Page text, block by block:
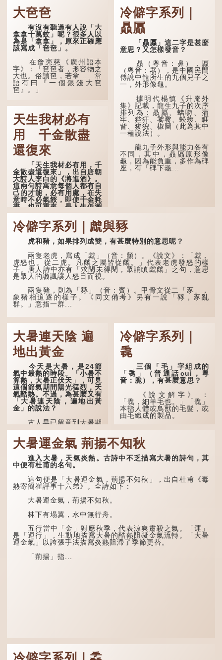
原句，有說法是「不見棺材
不下淚」或「不見親棺不下
淚」，出自明朝蘭陵笑笑生
所著的《金瓶梅詞話》第九
十八回。原意是指人未親眼
見到親人棺木，便不會真正
感到悲傷；後來引申為比喻
敗，便不肯罷休。
許多人對這上半句耳熟
能詳，但它其實還有下半句
——「不到黃河心不死」...
事，以「寥寥安期，虛質高
清」形容空虛無所事事。
大夿夿
有沒有聽過有人說「大
拿拿十萬蚊」呢？很多人以
為是「拿拿」，原來正確應
該寫成「夿夿」。
在詹憲慈《廣州語本
字》：「夿夿者，形容物之
大也。俗讀夿，若拿……常
語有曰『一個銀錢大夿
夿』。」
數量之大了。「大夿夿十萬
蚊」，就是說十萬元是一筆
大數目了。
不過，「夿」字本音讀
作「巴（bā）」，因此
「大夿夿」理應讀成「大巴
巴」。問題是，若依足本
音，...
天生我材必有
用 千金散盡
還復來
「天生我材必有用，千
金散盡還復來」，出自唐朝
大詩人李白的《將進酒》。
這兩句詩寓意每個人都有自
己的才能，必有用處，在失
意時不必氣餒，即使千金耗
盡，也可重來，是人生低潮
時激勵向上的名句。
原詩寫道：「人生得意
須盡歡，莫使金樽空對月。
天生我材必有用，千金散盡
會須一飲三百杯。」意思是
說：上天給了我才能，必然
有用到的地方；即使千金散
去，也終會重新得到。
李白作此詩時，大約是
天寶十一年。當時他已被唐
玄宗賜金放還約八年，這期
分詩作顯露出懷才...
冷僻字系列｜
贔屭
「贔屭」這二字是甚麼
意思？又怎樣發音？
贔（粵音：鼻），屭
（粵音：器），是中國民間
傳說中龍所生的九個兒子之
一，外形像龜。
據明代楊慎《升庵外
集》記載，龍生九子的次序
排列為：贔屭、螭吻、蒲
牢、狴犴、饕餮、蚣蝮、睚
眥、狻猊、椒圖（此為其中
一種說法）。
龍九子外形與能力各有
不同，其中，贔屭原形像
龜，因為能負重，多作為碑
座，有「碑下龜...
冷僻字系列｜虤與豩
虎和豬，如果排列成雙，有甚麼特別的意思呢？
兩隻老虎，寫成「虤」（音：顏）。《說文》：「虤，
虎怒也。從二虎。凡虤之屬皆從虤。」代表老虎發怒的樣
子。唐人詩中亦有「求閑未得閑，眾誚瞋虤虤」之句，意思
是眾人的譏諷讓人怒目而視。
兩隻豬，則為「豩」（音：賓）。甲骨文從二「豕」，
象豬相追逐的樣子。《同文備考》另有一說「豩，豕亂
群。」意指一群...
大暑連天陰 遍
地出黃金
今天是大暑，是24節
氣中最熱的時段。「小暑不
算熱，大暑正伏天」，可見
這個節氣期間陽光猛烈，天
氣酷熱。不過，為甚麼又有
「大暑連天陰，遍地出黃
金」的說法？
古人早已留意到大暑期
間的氣候規律。《逸周書·
時訓解》記載：「大暑之
日，腐草化為螢。又五日，
土潤溽暑。又五日，大雨時
行。」意思是說，大暑時節
螢火蟲出生，土地濕熱，常
有大雨出現。
冷僻字系列｜
毳
三個「毛」字組成的
「毳」（普通話cuì，粵
音：脆），有甚麼意思？
《說文解字》 ：
「毳，細羊毛也。」「毳」
本指人體或鳥獸的毛髮，或
由毛織成的製品。
人體表面，例如手臂等
部位生長的細毛，也叫
「毳」，又叫「寒毛」、
「汗毛」。
童時期長出的一種細小、不
易注意到卻又幾乎遍布全身
的毛髮。毳毛的密度因人而
大暑運金氣 荊揚不知秋
進入大暑，天氣炎熱。古詩中不乏描寫大暑的詩句，其
中便有杜甫的名句。
這句便是「大暑運金氣，荊揚不知秋」，出自杜甫《毒
熱寄簡崔評事十六弟》。全詩如下：
大暑運金氣，荊揚不知秋。
林下有塌翼，水中無行舟。
五行當中「金」對應秋季，代表涼爽肅殺之氣。「運」
是「運行」，生動地描寫大暑的酷熱阻礙金氣流轉。「大暑
運金氣」以誇張手法描寫炎熱阻滯了季節更替。
「荊揚」指...